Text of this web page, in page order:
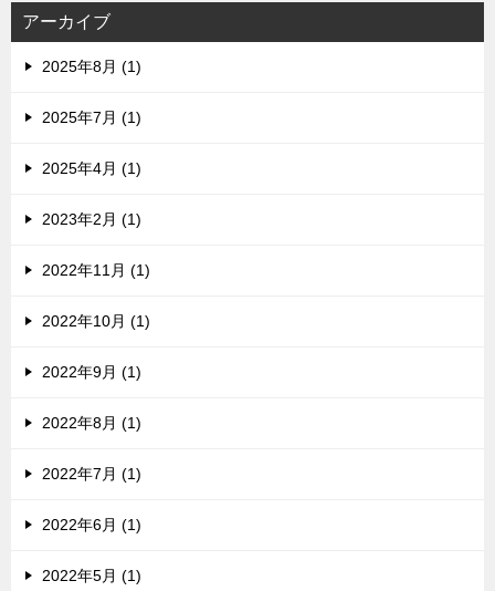
アーカイブ
2025年8月 (1)
2025年7月 (1)
2025年4月 (1)
2023年2月 (1)
2022年11月 (1)
2022年10月 (1)
2022年9月 (1)
2022年8月 (1)
2022年7月 (1)
2022年6月 (1)
2022年5月 (1)